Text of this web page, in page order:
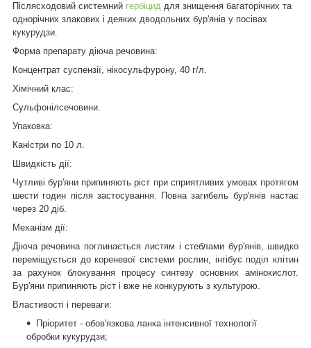
Післясходовий системний гербіцид для знищення багаторічних та
однорічних злакових і деяких дводольних бур'янів у посівах
кукурудзи.
Форма препарату діюча речовина:
Концентрат суспензії, нікосульфурону, 40 г/л.
Хімічний клас:
Сульфонілсечовини.
Упаковка:
Каністри по 10 л.
Швидкість дії:
Чутливі бур'яни припиняють ріст при сприятливих умовах протягом
шести годин після застосування. Повна загибель бур'янів настає
через 20 діб.
Механізм дії:
Діюча речовина поглинається листям і стеблами бур'янів, швидко
переміщується до кореневої системи рослин, інгібує поділ клітин
за рахунок блокування процесу синтезу основних амінокислот.
Бур'яни припиняють ріст і вже не конкурують з культурою.
Властивості і переваги:
Пріоритет - обов'язкова ланка інтенсивної технології
обробки кукурудзи;